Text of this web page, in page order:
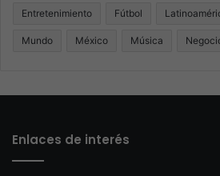
Entretenimiento Fútbol
Mundo México Música
Enlaces de interés